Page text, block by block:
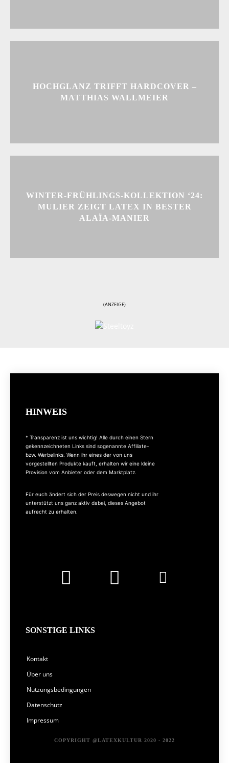
HOCHGLANZ TRIFFT HARDCOVER –
MATTHIAS WALLMEIER
WINTER-FRÜHLINGS-KOLLEKTION ‘24:
MULIER ZEIGT LATEX IN BESTER
ALAÏA-MANIER
(ANZEIGE)
HINWEIS
* Transparenz ist uns wichtig! Alle durch einen Stern
gekennzeichneten Links sind sogenannte Affiliate-
bzw. Werbelinks. Wenn ihr eines der von uns
vorgestellten Produkte kauft, erhalten wir eine kleine
Provision vom Anbieter oder dem Marktplatz.
Für euch ändert sich der Preis deswegen nicht und ihr
unterstützt uns ganz aktiv dabei, dieses Angebot
aufrecht zu erhalten.
SONSTIGE LINKS
Kontakt
Über uns
Nutzungsbedingungen
Datenschutz
Impressum
COPYRIGHT @LATEXKULTUR 2020 - 2022